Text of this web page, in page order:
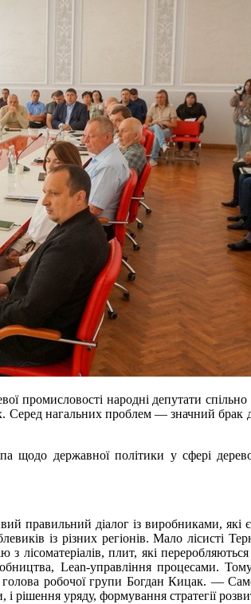
промисловості народні депутати
Серед нагальних проблем — значний брак
щодо державної політики у сфері
діалог із виробниками, які є
із різних регіонів. Мало
лісоматеріалів, плит, які
Lean-управління процесами.
робочої групи Богдан Кицак. —
рішення уряду, формування стратегії